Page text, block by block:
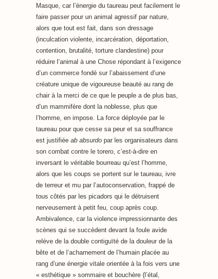
Masque, car l’énergie du taureau peut facilement le
faire passer pour un animal agressif par nature,
alors que tout est fait, dans son dressage
(inculcation violente, incarcération, déportation,
contention, brutalité, torture clandestine) pour
réduire l’animal à une Chose répondant à l’exigence
d’un commerce fondé sur l’abaissement d’une
créature unique de vigoureuse beauté au rang de
chair à la merci de ce que le peuple a de plus bas,
d’un mammifère dont la noblesse, plus que
l’homme, en impose. La force déployée par le
taureau pour que cesse sa peur et sa souffrance
est justifiée ab absurdo par les organisateurs dans
son combat contre le torero, c’est-à-dire en
inversant le véritable bourreau qu’est l’homme,
alors que les coups se portent sur le taureau, ivre
de terreur et mu par l’autoconservation, frappé de
tous côtés par les picadors qui le détruisent
nerveusement à petit feu, coup après coup.
Ambivalence, car la violence impressionnante des
scènes qui se succèdent devant la foule avide
relève de la double contiguïté de la douleur de la
bête et de l’acharnement de l’humain placée au
rang d’une énergie vitale orientée à la fois vers une
« esthétique » sommaire et bouchère (l’étal,